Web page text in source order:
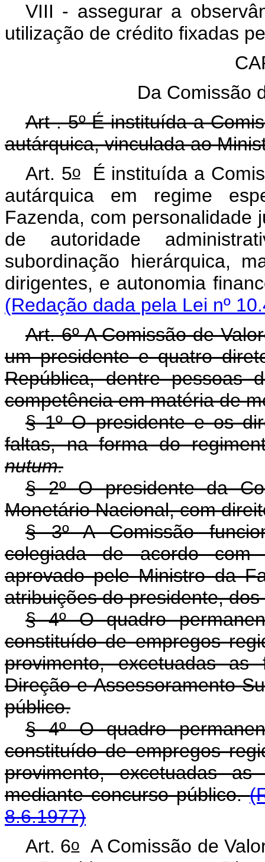
VIII - assegurar a
utilização de crédito fixadas
Da Comissão
Art . 5º É instituída a
autárquica, vinculada ao
Art. 5oÉ instituída a
autárquica em regime
Fazenda, com personalidade
de autoridade
subordinação hierárquica,
dirigentes, e
(Redação dada pela Lei nº
Art. 6º A Comissão de
um presidente e quatro
República, dentre pessoas
competência em matéria de
§ 1º O presidente e os
faltas, na forma do
nutum.
§ 2º O presidente da
Monetário Nacional, com
§ 3º A Comissão
colegiada de acordo com
aprovado pele Ministro da
atribuições do presidente,
§ 4º O quadro
constituído de empregos
provimento, excetuadas as
Direção e Assessoramento
público.
§ 4º O quadro
constituído de empregos
provimento, excetuadas
mediante concurso público.
8.6.1977)
Art. 6oA Comissão de